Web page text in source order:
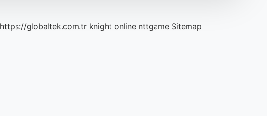
https://globaltek.com.tr knight online nttgame Sitemap